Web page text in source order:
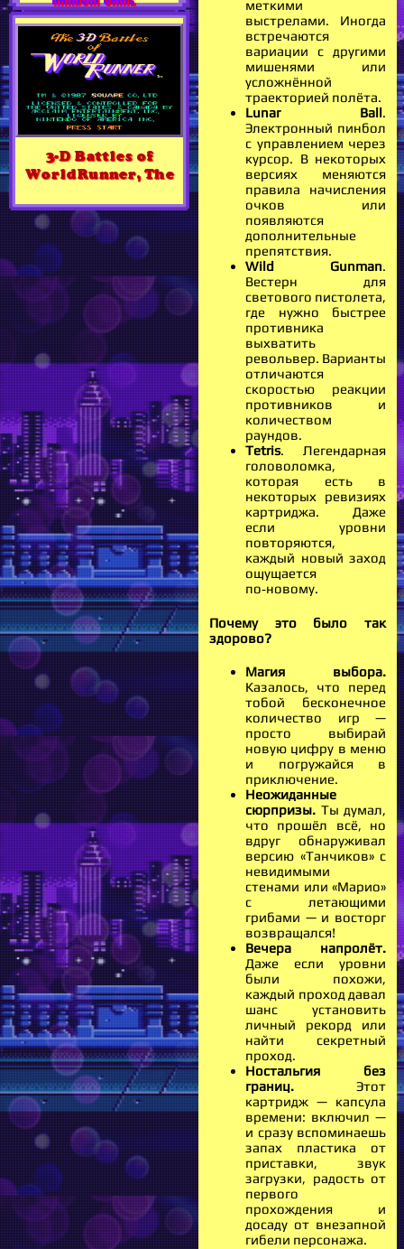
3-D Battles of
WorldRunner, The
меткими
выстрелами. Иногда
встречаются
вариации с другими
мишенями или
усложнённой
траекторией полёта.
Lunar Ball.
Электронный пинбол
с управлением через
курсор. В некоторых
версиях меняются
правила начисления
очков или
появляются
дополнительные
препятствия.
Wild Gunman.
Вестерн для
светового пистолета,
где нужно быстрее
противника
выхватить
револьвер. Варианты
отличаются
скоростью реакции
противников и
количеством
раундов.
Tetris. Легендарная
головоломка,
которая есть в
некоторых ревизиях
картриджа. Даже
если уровни
повторяются,
каждый новый заход
ощущается
по‑новому.
Почему это было так
здорово?
Магия выбора.
Казалось, что перед
тобой бесконечное
количество игр —
просто выбирай
новую цифру в меню
и погружайся в
приключение.
Неожиданные
сюрпризы. Ты думал,
что прошёл всё, но
вдруг обнаруживал
версию «Танчиков» с
невидимыми
стенами или «Марио»
с летающими
грибами — и восторг
возвращался!
Вечера напролёт.
Даже если уровни
были похожи,
каждый проход давал
шанс установить
личный рекорд или
найти секретный
проход.
Ностальгия без
границ. Этот
картридж — капсула
времени: включил —
и сразу вспоминаешь
запах пластика от
приставки, звук
загрузки, радость от
первого
прохождения и
досаду от внезапной
гибели персонажа.